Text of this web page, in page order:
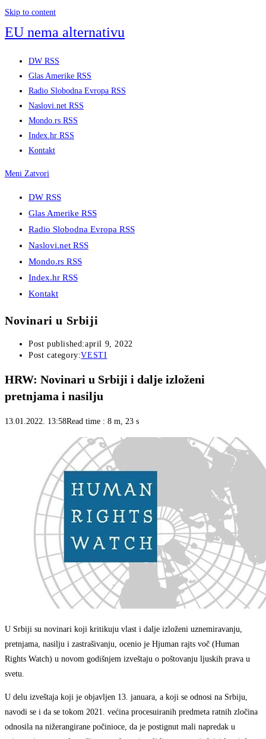
Skip to content
EU nema alternativu
DW RSS
Glas Amerike RSS
Radio Slobodna Evropa RSS
Naslovi.net RSS
Mondo.rs RSS
Index.hr RSS
Kontakt
Meni Zatvori
DW RSS
Glas Amerike RSS
Radio Slobodna Evropa RSS
Naslovi.net RSS
Mondo.rs RSS
Index.hr RSS
Kontakt
Novinari u Srbiji
Post published:april 9, 2022
Post category:VESTI
HRW: Novinari u Srbiji i dalje izloženi
pretnjama i nasilju
13.01.2022. 13:58Read time : 8 m, 23 s
U Srbiji su novinari koji kritikuju vlast i dalje izloženi uznemiravanju,
pretnjama, nasilju i zastrašivanju, ocenio je Hjuman rajts voč (Human
Rights Watch) u novom godišnjem izveštaju o poštovanju ljuskih prava u
svetu.
U delu izveštaja koji je objavljen 13. januara, a koji se odnosi na Srbiju,
navodi se i da se tokom 2021. većina procesuiranih predmeta ratnih zločina
odnosila na nižerangirane počinioce, da je postignut mali napredak u